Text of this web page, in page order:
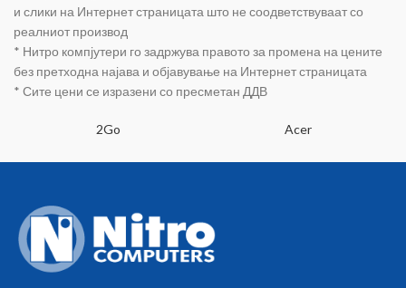
и слики на Интернет страницата што не соодветствуваат со
реалниот производ
* Нитро компјутери го задржува правото за промена на цените
без претходна најава и објавување на Интернет страницата
* Сите цени се изразени со пресметан ДДВ
2Go Acer